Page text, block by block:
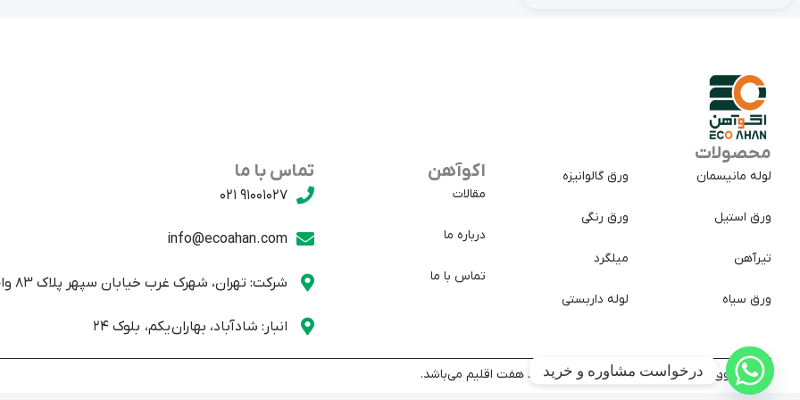
محصولات
لوله مانیسمان
ورق استیل
تیرآهن
ورق سیاه
ورق گالوانیزه
ورق رنگی
میلگرد
لوله داربستی
اکوآهن
مقالات
درباره ما
تماس با ما
تماس با ما
91001027 021
info@ecoahan.com
شرکت: تهران، شهرک غرب خیابان سپهر پلاک 83 واحد یک
انبار: شادآباد، بهاران یکم، بلوک 24
کلیه حقوق سایت متعلق به شرکت تجارت پولاد هفت اقلیم می‌باشد.
درخواست مشاوره و خرید